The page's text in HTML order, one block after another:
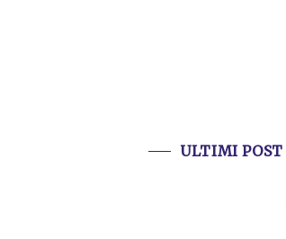
ULTIMI POST